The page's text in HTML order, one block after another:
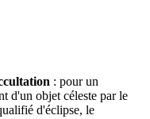
: pour un
d'un objet céleste par le
d'éclipse, le